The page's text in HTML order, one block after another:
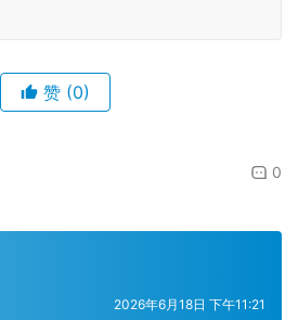
赞 (0)
0
2026年6月18日 下午11:21